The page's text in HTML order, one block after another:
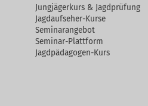
Jungjägerkurs & Jagdprüfung
Jagdaufseher-Kurse
Seminarangebot
Seminar-Plattform
Jagdpädagogen-Kurs